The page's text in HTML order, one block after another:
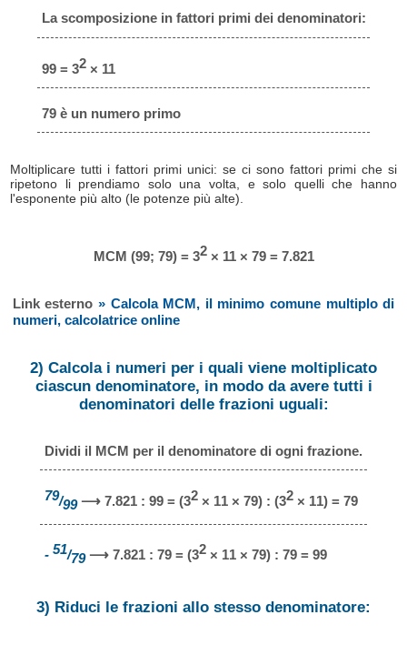
La scomposizione in fattori primi dei denominatori:
99 = 32× 11
79 è un numero primo
Moltiplicare tutti i fattori primi unici: se ci sono fattori primi che si
ripetono li prendiamo solo una volta, e solo quelli che hanno
l'esponente più alto (le potenze più alte).
MCM (99; 79) = 32× 11 × 79 = 7.821
Link esterno » Calcola MCM, il minimo comune multiplo di
numeri, calcolatrice online
2) Calcola i numeri per i quali viene moltiplicato
ciascun denominatore, in modo da avere tutti i
denominatori delle frazioni uguali:
Dividi il MCM per il denominatore di ogni frazione.
79/99 ⟶ 7.821 : 99 = (32 × 11 × 79) : (32 × 11) = 79
- 51/79 ⟶ 7.821 : 79 = (32 × 11 × 79) : 79 = 99
3) Riduci le frazioni allo stesso denominatore: